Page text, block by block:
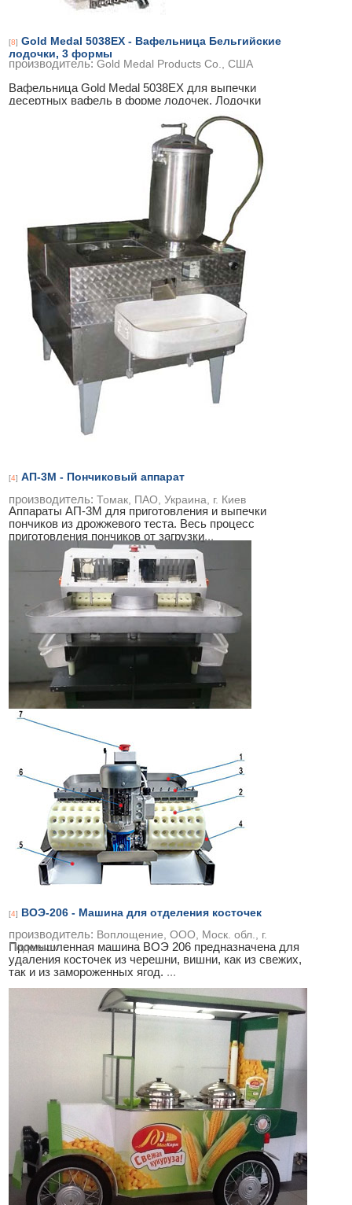
[8] Gold Medal 5038EX - Вафельница Бельгийские
лодочки, 3 формы
Вафельница Gold Medal 5038EX для выпечки
десертных вафель в форме лодочек. Лодочки
наполняют фруктовой или кремовой начинкой,
производитель: Gold Medal Products Co., США
[4] АП-3М - Пончиковый аппарат
Аппараты АП-3М для приготовления и выпечки
пончиков из дрожжевого теста. Весь процесс
приготовления пончиков от загрузки...
производитель: Томак, ПАО, Украина, г. Киев
[4] ВОЭ-206 - Машина для отделения косточек
Промышленная машина ВОЭ 206 предназначена для
удаления косточек из черешни, вишни, как из свежих,
так и из замороженных ягод. ...
производитель: Воплощение, ООО, Моск. обл., г.
Подольск